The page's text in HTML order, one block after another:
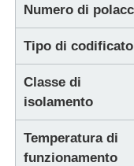
Interfaccia della
riduttore
SERVOMOTORE
Numero di
Tipo di
Classe di
isolamento
Temperatura di
funzionamento